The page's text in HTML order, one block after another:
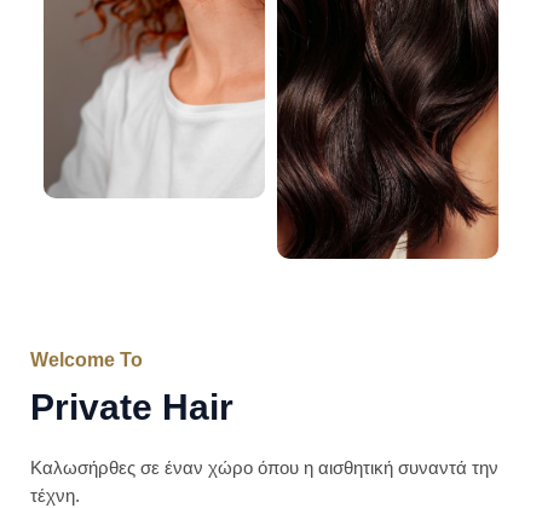
Welcome To
Private Hair​
Καλωσήρθες σε έναν χώρο όπου η αισθητική συναντά την
τέχνη.